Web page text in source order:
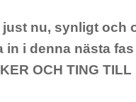
just nu, synligt och
in i denna nästa
OCH TING TILL